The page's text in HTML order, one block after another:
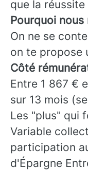
que la
Pourquoi nous
On ne se
on te propose
Côté
Entre 1 867 €
sur 13 mois
Les "plus" qui
Variable
participation
d'Épargne